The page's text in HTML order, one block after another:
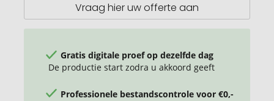
Vraag hier uw offerte aan
Gratis digitale proef op dezelfde dag
De productie start zodra u akkoord geeft
Professionele bestandscontrole voor €0,-